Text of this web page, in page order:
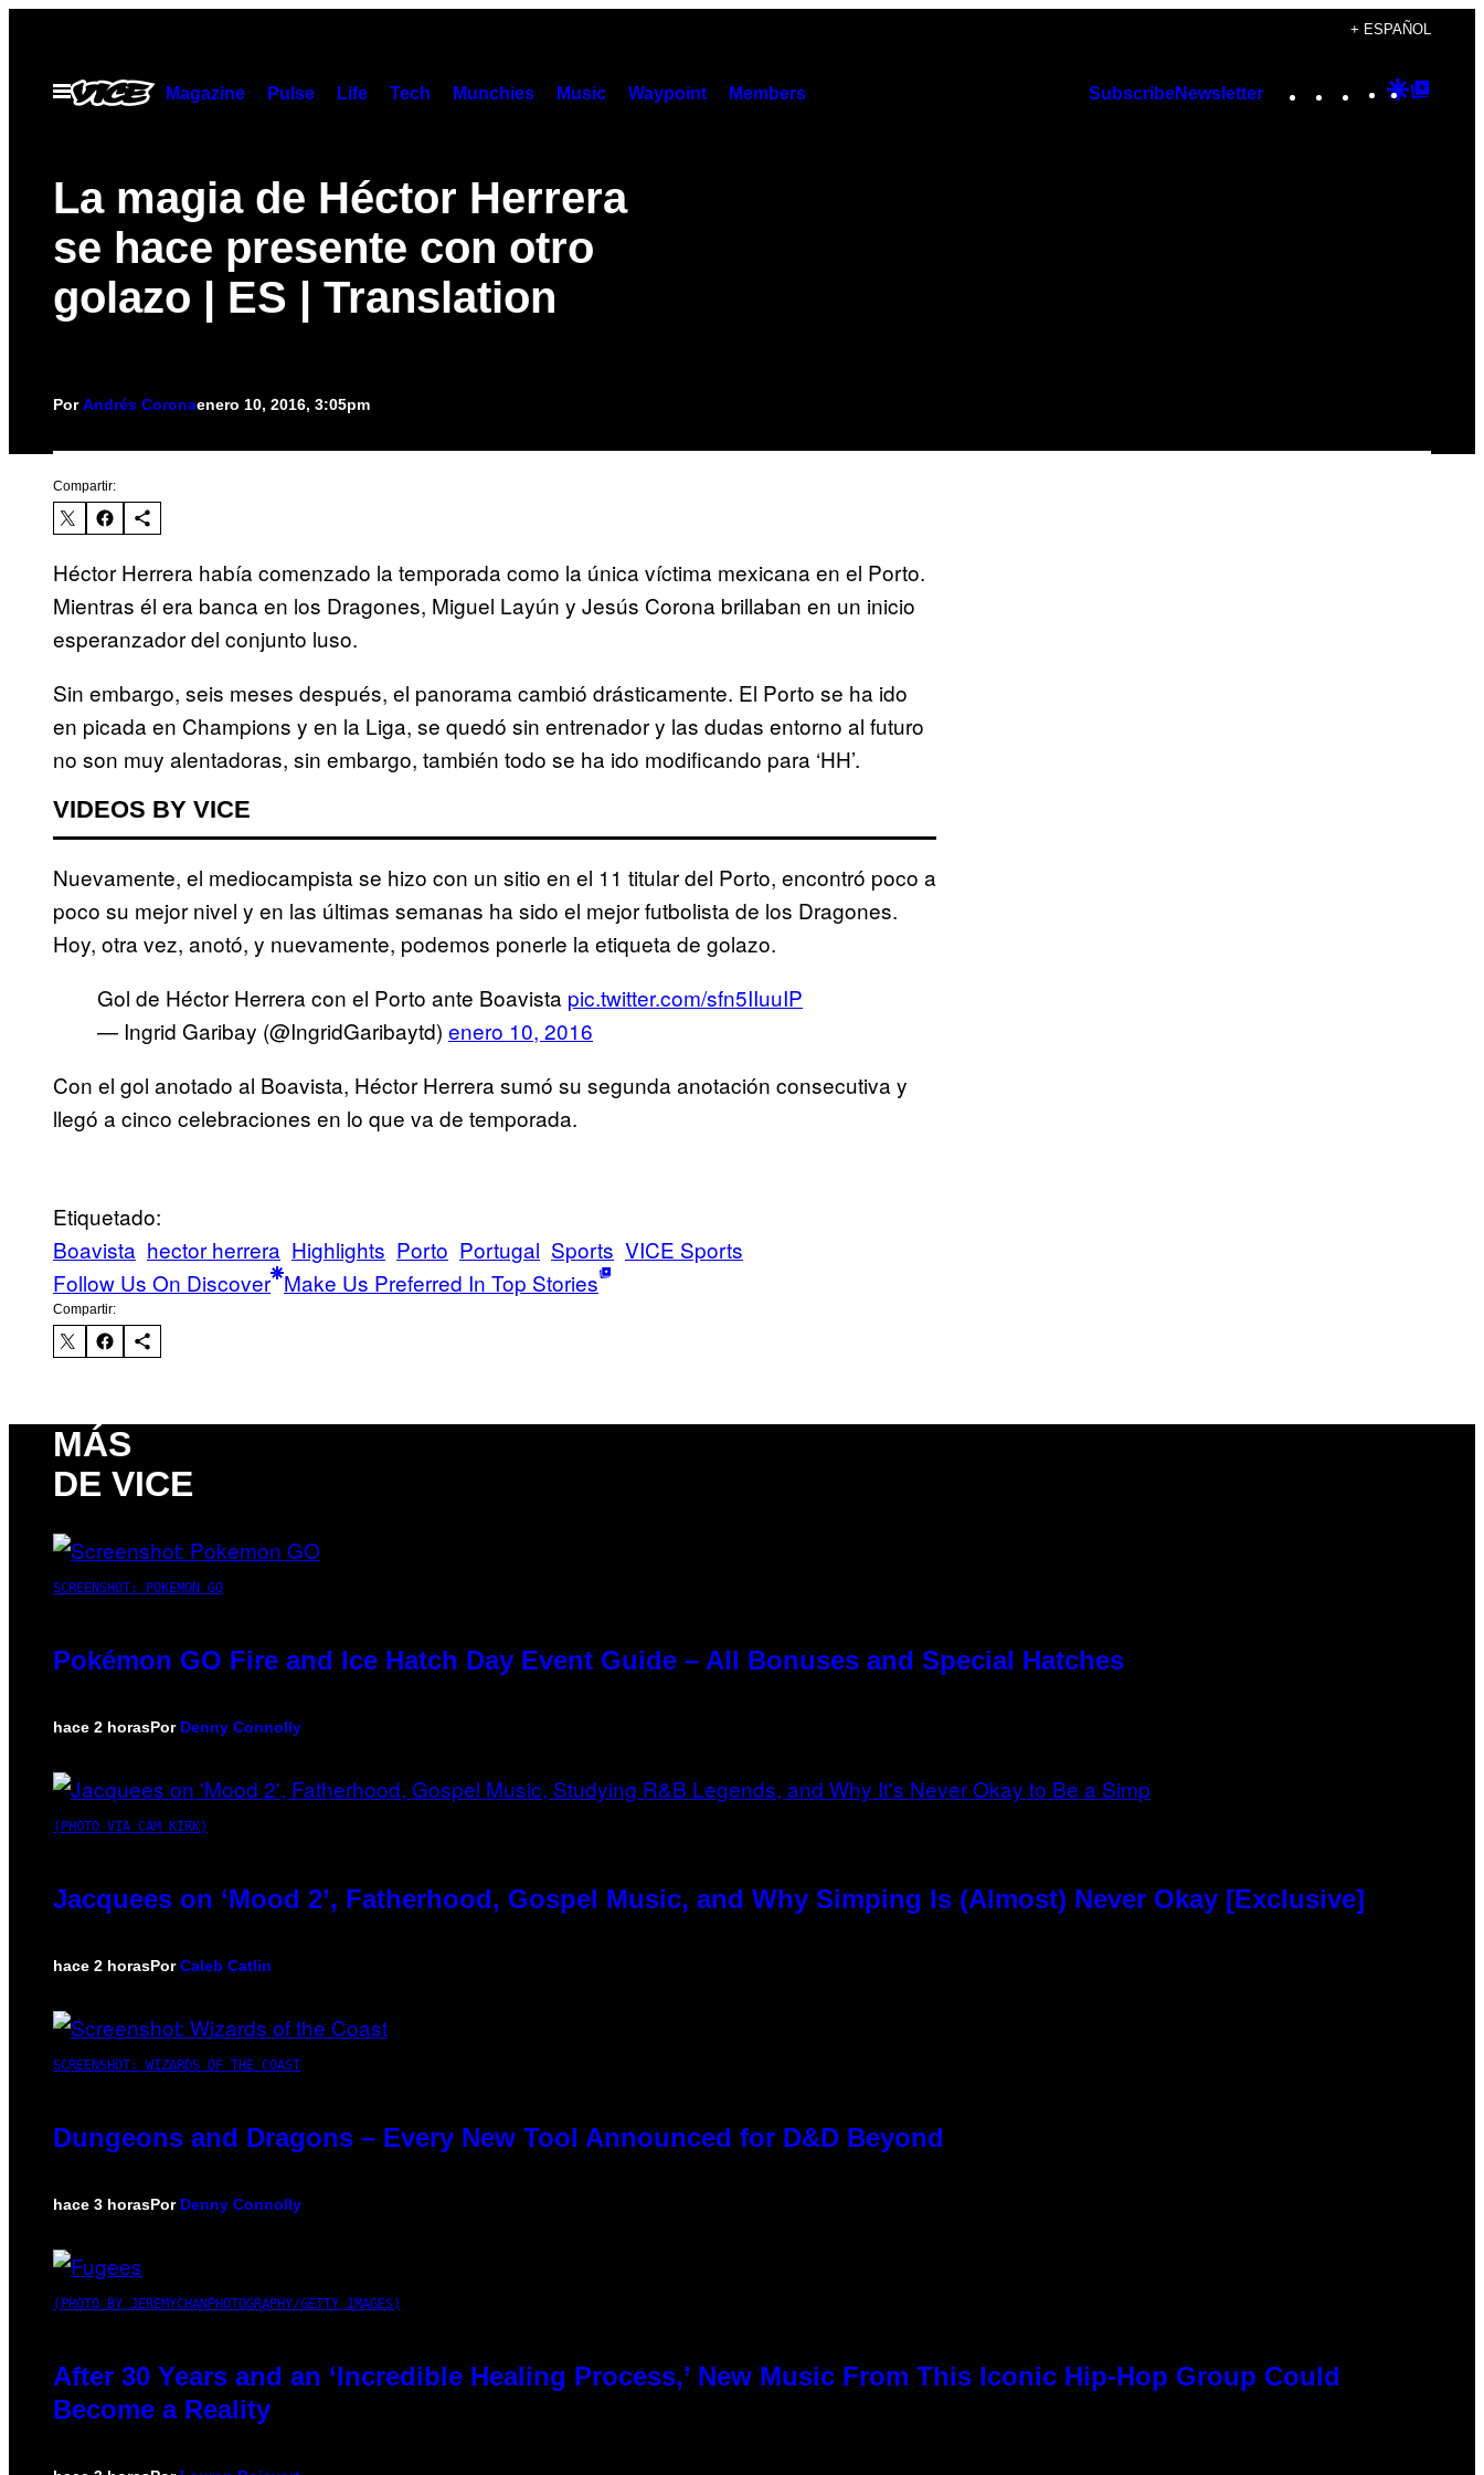
contenido
+ ESPAÑOL
Abrir
Menú
Magazine Pulse Life Tech Munchies Music Waypoint Members SubscribeNewsletter Instagram
TikTok
YouTube
Google
La magia de Héctor Herrera
se hace presente con otro
golazo | ES | Translation
PorAndrés Coronaenero 10, 2016, 3:05pm
Compartir:
Héctor Herrera había comenzado la temporada como la única víctima mexicana en el Porto.
Mientras él era banca en los Dragones, Miguel Layún y Jesús Corona brillaban en un inicio
esperanzador del conjunto luso.
Sin embargo, seis meses después, el panorama cambió drásticamente. El Porto se ha ido
en picada en Champions y en la Liga, se quedó sin entrenador y las dudas entorno al futuro
no son muy alentadoras, sin embargo, también todo se ha ido modificando para ‘HH’.
VIDEOS BY VICE
Nuevamente, el mediocampista se hizo con un sitio en el 11 titular del Porto, encontró poco a
poco su mejor nivel y en las últimas semanas ha sido el mejor futbolista de los Dragones.
Hoy, otra vez, anotó, y nuevamente, podemos ponerle la etiqueta de golazo.
Gol de Héctor Herrera con el Porto ante Boavista pic.twitter.com/sfn5IIuuIP
— Ingrid Garibay (@IngridGaribaytd) enero 10, 2016
Con el gol anotado al Boavista, Héctor Herrera sumó su segunda anotación consecutiva y
llegó a cinco celebraciones en lo que va de temporada.
Etiquetado:
Boavista hector herrera Highlights Porto Portugal Sports VICE Sports
Follow Us On Discover Make Us Preferred In Top Stories
Compartir:
MÁS
DE VICE
SCREENSHOT: POKEMON GO
Pokémon GO Fire and Ice Hatch Day Event Guide – All Bonuses and Special Hatches
hace 2 horasPor Denny Connolly
(PHOTO VIA CAM KIRK)
Jacquees on ‘Mood 2’, Fatherhood, Gospel Music, and Why Simping Is (Almost) Never Okay [Exclusive]
hace 2 horasPorCaleb Catlin
SCREENSHOT: WIZARDS OF THE COAST
Dungeons and Dragons – Every New Tool Announced for D&D Beyond
hace 3 horasPor Denny Connolly
(PHOTO BY JEREMYCHANPHOTOGRAPHY/GETTY IMAGES)
After 30 Years and an ‘Incredible Healing Process,’ New Music From This Iconic Hip-Hop Group Could
Become a Reality